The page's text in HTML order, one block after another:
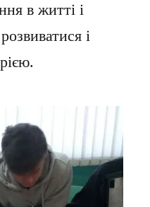
в житті і
і